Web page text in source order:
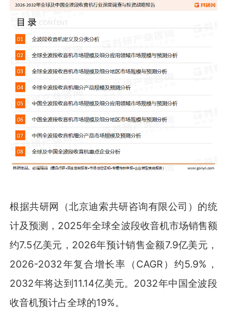
根据共研网（北京迪索共研咨询有限公司）的统
计及预测，2025年全球全波段收音机市场销售额
约7.5亿美元，2026年预计销售金额7.9亿美元，
2026-2032年复合增长率（CAGR）约5.9%，
2032年将达到11.14亿美元。2032年中国全波段
收音机预计占全球的19%。